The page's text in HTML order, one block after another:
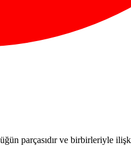
parçasıdır ve birbirleriyle